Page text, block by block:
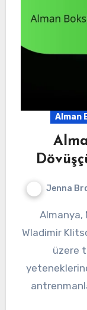
Alman
Jenna
Almanya, Max Schmeling, Felix Sturm ve
Wladimir
üzere